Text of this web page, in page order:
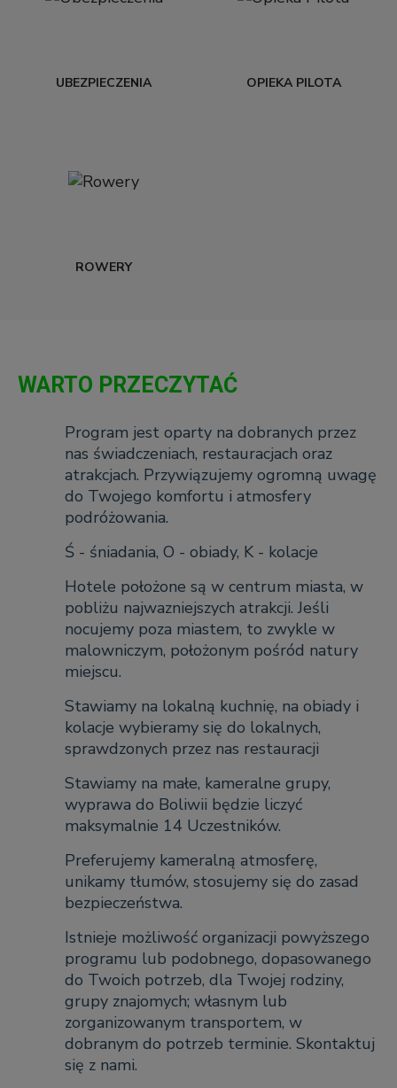
UBEZPIECZENIA OPIEKA PILOTA
ROWERY
WARTO PRZECZYTAĆ
Program jest oparty na dobranych przez
nas świadczeniach, restauracjach oraz
atrakcjach. Przywiązujemy ogromną uwagę
do Twojego komfortu i atmosfery
podróżowania.
Ś - śniadania, O - obiady, K - kolacje
Hotele położone są w centrum miasta, w
pobliżu najwazniejszych atrakcji. Jeśli
nocujemy poza miastem, to zwykle w
malowniczym, położonym pośród natury
miejscu.
Stawiamy na lokalną kuchnię, na obiady i
kolacje wybieramy się do lokalnych,
sprawdzonych przez nas restauracji
Stawiamy na małe, kameralne grupy,
wyprawa do Boliwii będzie liczyć
maksymalnie 14 Uczestników.
Preferujemy kameralną atmosferę,
unikamy tłumów, stosujemy się do zasad
bezpieczeństwa.
Istnieje możliwość organizacji powyższego
programu lub podobnego, dopasowanego
do Twoich potrzeb, dla Twojej rodziny,
grupy znajomych; własnym lub
zorganizowanym transportem, w
dobranym do potrzeb terminie. Skontaktuj
się z nami.